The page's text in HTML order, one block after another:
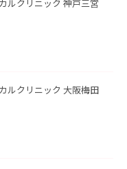
ルクリニック 神戸三宮
ルクリニック 大阪梅田